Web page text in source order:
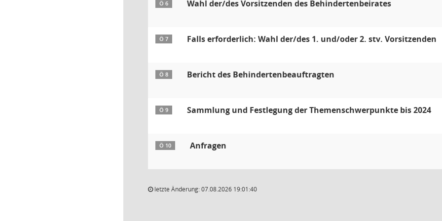
Ö 6 Wahl der/des Vorsitzenden des Behindertenbeirates
Ö 7 Falls erforderlich: Wahl der/des 1. und/oder 2. stv. Vorsitzenden
Ö 8 Bericht des Behindertenbeauftragten
Ö 9 Sammlung und Festlegung der Themenschwerpunkte bis 2024
Ö 10 Anfragen
letzte Änderung: 07.08.2026 19:01:40